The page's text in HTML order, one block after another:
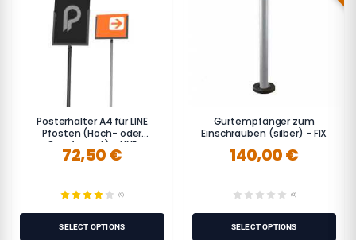
Posterhalter A4 für LINE
Pfosten (Hoch- oder
Querformat) - LINE
72,50 €
(9)
SELECT OPTIONS
Gurtempfänger zum
Einschrauben (silber) - FIX
140,00 €
(0)
SELECT OPTIONS